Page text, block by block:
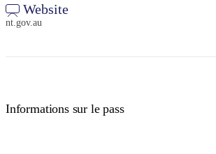
Website
nt.gov.au
Informations sur le pass